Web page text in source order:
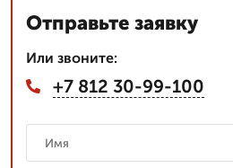
Отправьте заявку
Или звоните:
+7 812 30-99-100